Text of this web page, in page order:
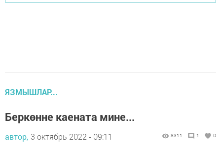
ЯЗМЫШЛАР...
Беркөнне каената мине...
автор, 3 октябрь 2022 - 09:11 8311 1 0